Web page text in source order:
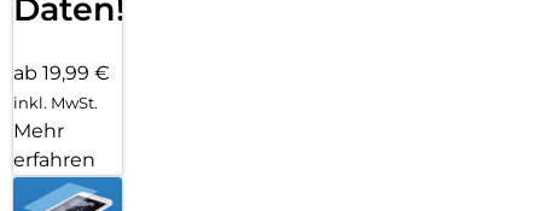
Daten!
ab 19,99 €
inkl. MwSt.
Mehr
erfahren